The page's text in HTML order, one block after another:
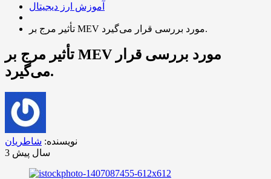
آموزش ارز دیجیتال
تأثیر مرج بر MEV مورد بررسی قرار می‌گیرد.
تأثیر مرج بر MEV مورد بررسی قرار
می‌گیرد.
نویسنده: شاطریان
3 سال پیش